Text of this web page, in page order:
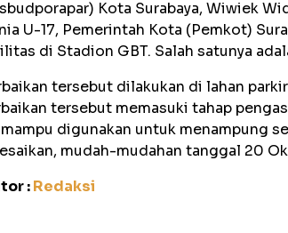
Kota Surabaya, Wiwiek
U-17, Pemerintah Kota (Pemkot)
di Stadion GBT. Salah satunya
tersebut dilakukan di lahan
tersebut memasuki tahap
digunakan untuk menampung
mudah-mudahan tanggal 20
:Redaksi